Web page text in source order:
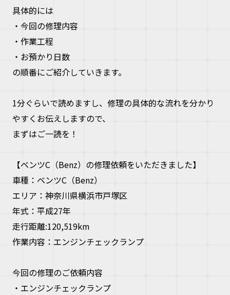
具体的には
・今回の修理内容
・作業工程
・お預かり日数
の順番にご紹介していきます。
1分ぐらいで読めますし、修理の具体的な流れを分かり
やすくお伝えしますので、
まずはご一読を！
【ベンツC（Benz）の修理依頼をいただきました】
車種：ベンツC（Benz）
エリア：神奈川県横浜市戸塚区
年式：平成27年
走行距離:120,519km
作業内容：エンジンチェックランプ
今回の修理のご依頼内容
・エンジンチェックランプ